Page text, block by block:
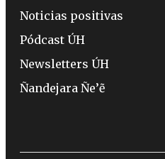
Noticias positivas
Pódcast ÚH
Newsletters ÚH
Ñandejara Ñe’ẽ